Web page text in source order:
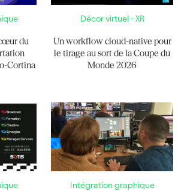
du
Cortina
Décor virtuel - XR
Un workflow cloud-native pour
le tirage au sort de la Coupe du
Monde 2026
Intégration graphique